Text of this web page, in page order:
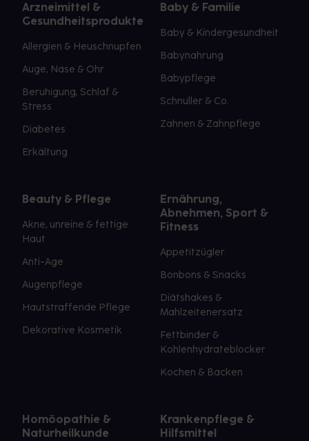
Arzneimittel &
Gesundheitsprodukte
Allergien & Heuschnupfen
Auge, Nase & Ohr
Beruhigung, Schlaf &
Stress
Diabetes
Erkältung
Baby & Familie
Baby & Kindergesundheit
Babynahrung
Babypflege
Schnuller & Co.
Zahnen & Zahnpflege
Beauty & Pflege
Akne, unreine & fettige
Haut
Anti-Age
Augenpflege
Hautstraffende Pflege
Dekorative Kosmetik
Ernährung,
Abnehmen, Sport &
Fitness
Appetitzügler
Bonbons & Snacks
Diätshakes &
Mahlzeitenersatz
Fettbinder &
Kohlenhydrateblocker
Kochen & Backen
Homöopathie &
Naturheilkunde
Krankenpflege &
Hilfsmittel